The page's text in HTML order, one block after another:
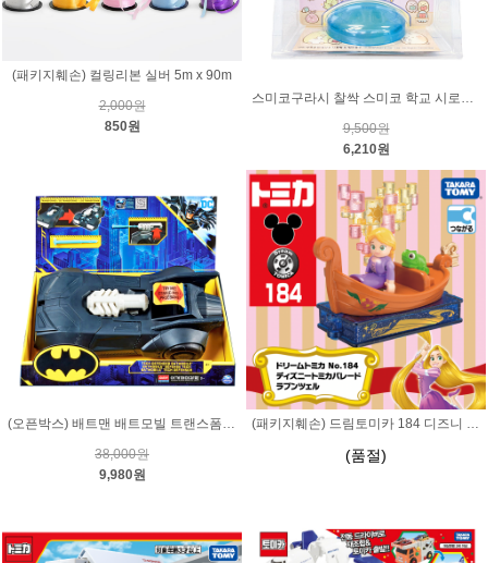
(패키지훼손) 컬링리본 실버 5m x 90m
2,000원
850원
스미코구라시 찰싹 스미코 학교 시로쿠마
9,500원
6,210원
(오픈박스) 배트맨 배트모빌 트랜스폼 S22003
38,000원
9,980원
(패키지훼손) 드림토미카 184 디즈니 퍼레이드 라푼젤
(품절)